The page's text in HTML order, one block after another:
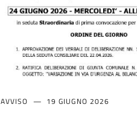
AVVISO 19 GIUGNO 2026